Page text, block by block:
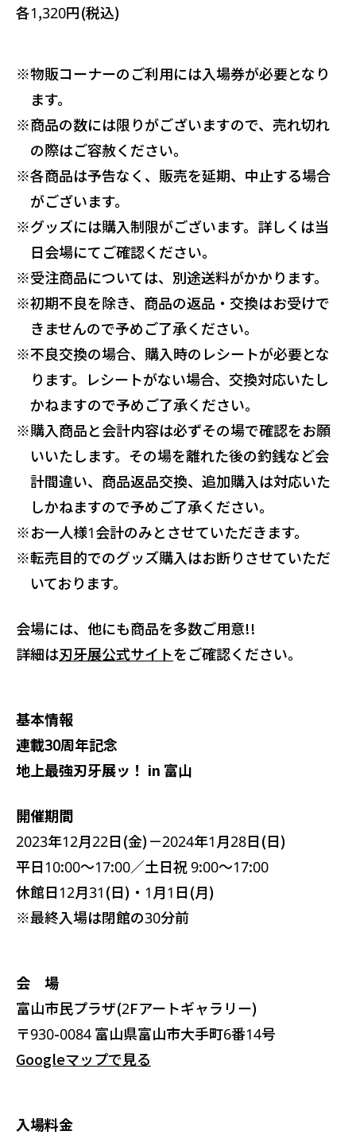
各1,320円(税込)
※物販コーナーのご利用には入場券が必要となり
ます。
※商品の数には限りがございますので、売れ切れ
の際はご容赦ください。
※各商品は予告なく、販売を延期、中止する場合
がございます。
※グッズには購入制限がございます。詳しくは当
日会場にてご確認ください。
※受注商品については、別途送料がかかります。
※初期不良を除き、商品の返品・交換はお受けで
きませんので予めご了承ください。
※不良交換の場合、購入時のレシートが必要とな
ります。レシートがない場合、交換対応いたし
かねますので予めご了承ください。
※購入商品と会計内容は必ずその場で確認をお願
いいたします。その場を離れた後の釣銭など会
計間違い、商品返品交換、追加購入は対応いた
しかねますので予めご了承ください。
※お一人様1会計のみとさせていただきます。
※転売目的でのグッズ購入はお断りさせていただ
いております。
会場には、他にも商品を多数ご用意!!
詳細は刃牙展公式サイトをご確認ください。
基本情報
連載30周年記念
地上最強刃牙展ッ！ in 富山
開催期間
2023年12月22日(金)－2024年1月28日(日)
平日10:00～17:00／土日祝 9:00～17:00
休館日12月31(日)・1月1日(月)
※最終入場は閉館の30分前
会 場
富山市民プラザ(2Fアートギャラリー)
〒930-0084 富山県富山市大手町6番14号
Googleマップで見る
入場料金